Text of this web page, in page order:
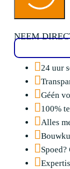
NEEM
24 uur
Géén
100%
Alles